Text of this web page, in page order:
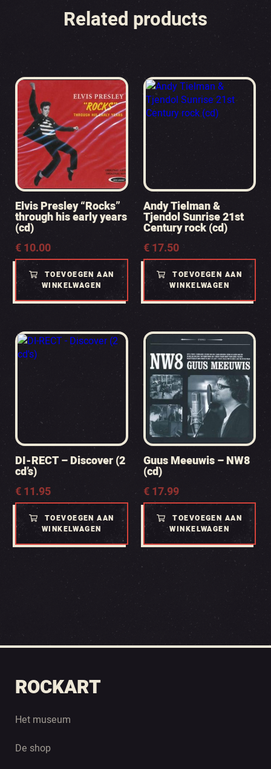
Related products
Elvis Presley “Rocks”
through his early years
(cd)
€10.00
TOEVOEGEN AAN
WINKELWAGEN
Andy Tielman &
Tjendol Sunrise 21st
Century rock (cd)
€17.50
TOEVOEGEN AAN
WINKELWAGEN
DI-RECT – Discover (2
cd’s)
€11.95
TOEVOEGEN AAN
WINKELWAGEN
Guus Meeuwis – NW8
(cd)
€17.99
TOEVOEGEN AAN
WINKELWAGEN
ROCKART
Het museum
De shop